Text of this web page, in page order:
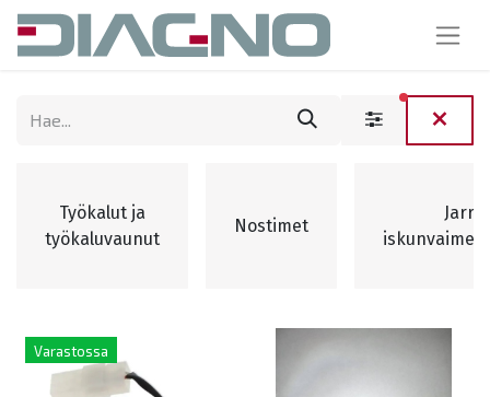
Työkalut ja
työkaluvaunut
Nostimet
Varastossa